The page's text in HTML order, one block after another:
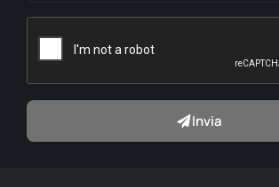
Invia